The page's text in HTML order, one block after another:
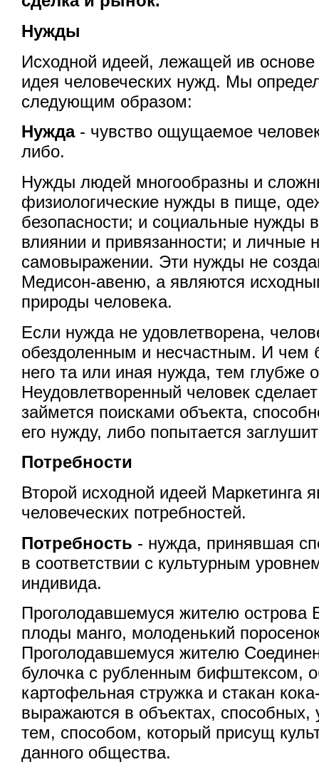
Нужды
Исходной идеей, лежащей ив основе
идея человеческих нужд. Мы
следующим образом:
Нужда- чувство ощущаемое
либо.
Нужды людей многообразны и
физиологические нужды в пище,
безопасности; и социальные нужды
влиянии и привязанности; и личные
самовыражении. Эти нужды не
Медисон-авеню, а являются
природы человека.
Если нужда не удовлетворена,
обездоленным и несчастным. И чем
него та или иная нужда, тем глубже
Неудовлетворенный человек
займется поисками объекта,
его нужду, либо попытается
Потребности
Второй исходной идеей Маркетинга
человеческих потребностей.
Потребность - нужда, принявшая
в соответствии с культурным
индивида.
Проголодавшемуся жителю острова
плоды манго, молоденький
Проголодавшемуся жителю
булочка с рубленным бифштексом,
картофельная стружка и стакан
выражаются в объектах, способных,
тем, способом, который присущ
данного общества.